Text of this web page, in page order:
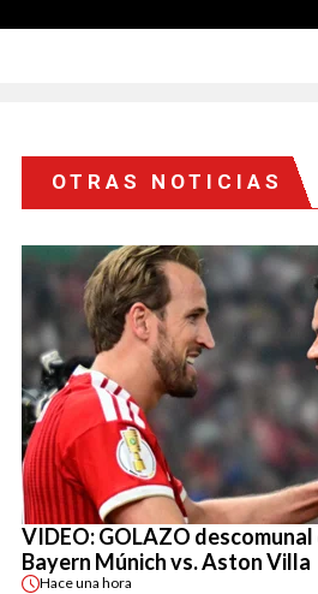
OTRAS NOTICIAS
VIDEO: GOLAZO descomunal
Bayern Múnich vs. Aston Villa
Haceuna hora